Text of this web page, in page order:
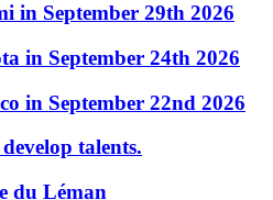
in September 29th 2026
in September 24th 2026
in September 22nd 2026
talents.
du Léman